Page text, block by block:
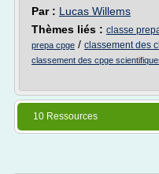
Par : Lucas Willems
Thèmes liés : classe
prepa cpge / classement des
classement des cpge
10 Ressources